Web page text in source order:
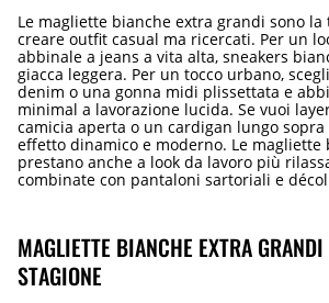
Le magliette bianche extra grandi sono
creare outfit casual ma ricercati. Per un
abbinale a jeans a vita alta, sneakers
giacca leggera. Per un tocco urbano,
denim o una gonna midi plissettata e
minimal a lavorazione lucida. Se vuoi
camicia aperta o un cardigan lungo
effetto dinamico e moderno. Le magliette
prestano anche a look da lavoro più
combinate con pantaloni sartoriali e
MAGLIETTE BIANCHE EXTRA
STAGIONE